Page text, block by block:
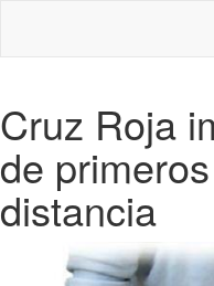
Cruz Roja
de
distancia